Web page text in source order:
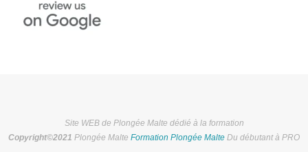
Site WEB de Plongée Malte dédié à la formation
Copyright©2021 Plongée Malte Formation Plongée Malte Du débutant à PRO